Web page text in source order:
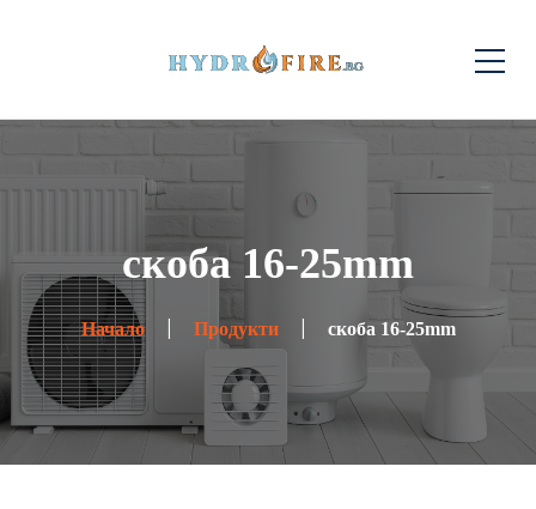
скоба 16-25mm
Начало Продукти скоба 16-25mm